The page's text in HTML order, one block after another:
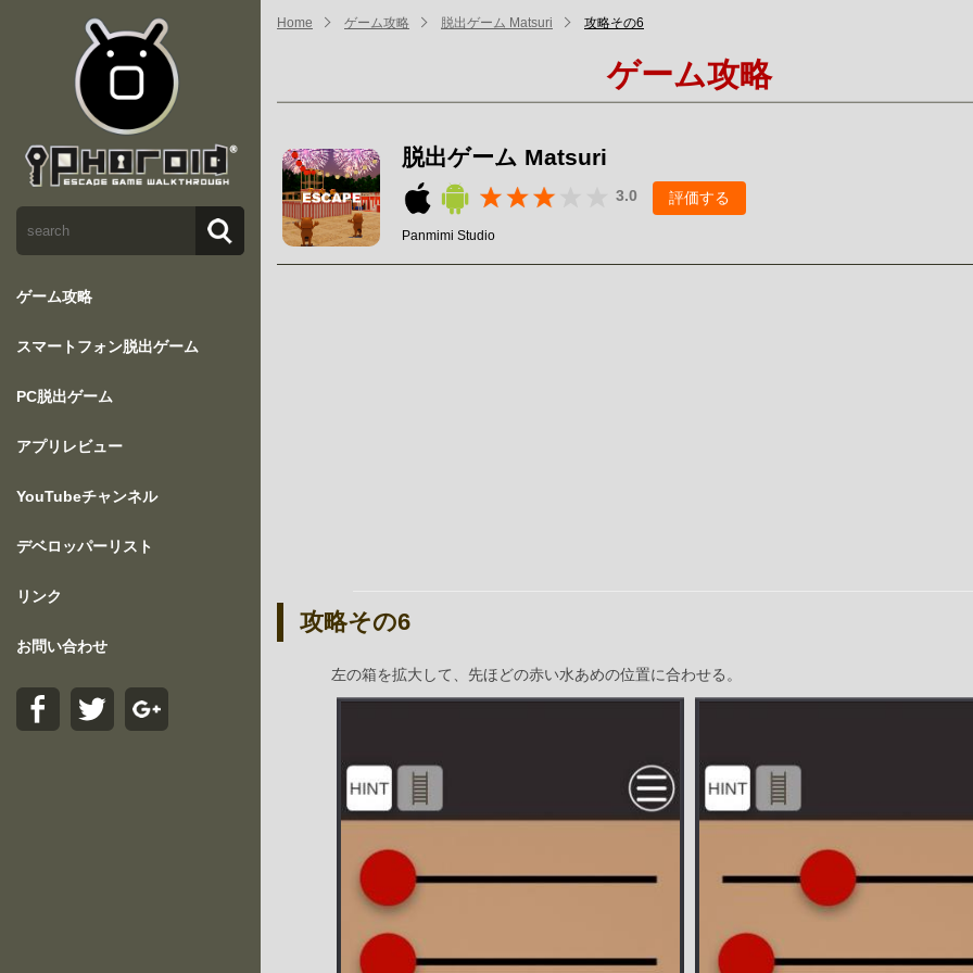
ゲーム攻略
スマートフォン脱出ゲーム
PC脱出ゲーム
アプリレビュー
YouTubeチャンネル
デベロッパーリスト
リンク
お問い合わせ
Home ゲーム攻略 脱出ゲーム Matsuri 攻略その6
ゲーム攻略
脱出ゲーム Matsuri
3.0 評価する
Panmimi Studio
攻略その6
左の箱を拡大して、先ほどの赤い水あめの位置に合わせる。